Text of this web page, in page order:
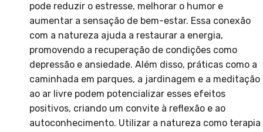
pode reduzir o estresse, melhorar o humor e
aumentar a sensação de bem-estar. Essa conexão
com a natureza ajuda a restaurar a energia,
promovendo a recuperação de condições como
depressão e ansiedade. Além disso, práticas como a
caminhada em parques, a jardinagem e a meditação
ao ar livre podem potencializar esses efeitos
positivos, criando um convite à reflexão e ao
autoconhecimento. Utilizar a natureza como terapia